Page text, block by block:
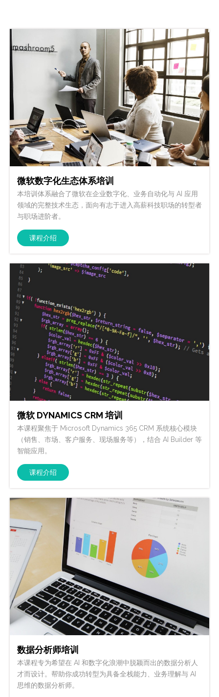
微软数字化生态体系培训
本培训体系融合了微软在企业数字化、业务自动化与 AI 应用
领域的完整技术生态，面向有志于进入高薪科技职场的转型者
与职场进阶者。
课程介绍
微软 DYNAMICS CRM 培训
本课程聚焦于 Microsoft Dynamics 365 CRM 系统核心模块
（销售、市场、客户服务、现场服务等），结合 AI Builder 等
智能应用。
课程介绍
数据分析师培训
本课程专为希望在 AI 和数字化浪潮中脱颖而出的数据分析人
才而设计。帮助你成功转型为具备全栈能力、业务理解与 AI
思维的数据分析师。